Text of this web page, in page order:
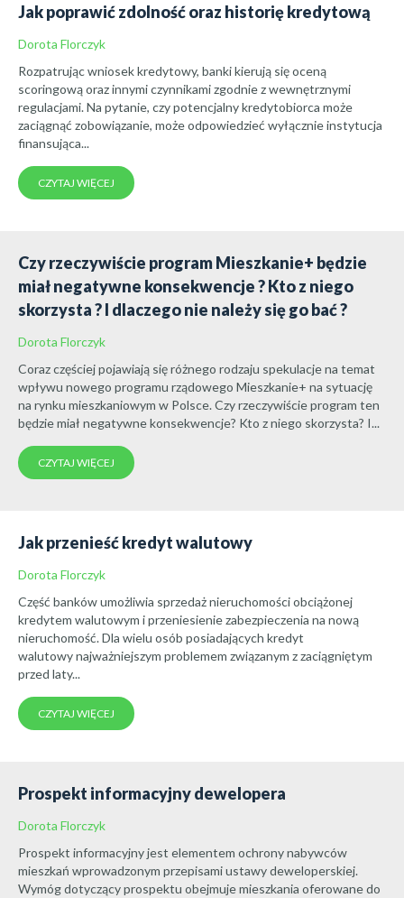
Jak poprawić zdolność oraz historię kredytową
Dorota Florczyk
Rozpatrując wniosek kredytowy, banki kierują się oceną
scoringową oraz innymi czynnikami zgodnie z wewnętrznymi
regulacjami. Na pytanie, czy potencjalny kredytobiorca może
zaciągnąć zobowiązanie, może odpowiedzieć wyłącznie instytucja
finansująca...
CZYTAJ WIĘCEJ
Czy rzeczywiście program Mieszkanie+ będzie
miał negatywne konsekwencje ? Kto z niego
skorzysta ? I dlaczego nie należy się go bać ?
Dorota Florczyk
Coraz częściej pojawiają się różnego rodzaju spekulacje na temat
wpływu nowego programu rządowego Mieszkanie+ na sytuację
na rynku mieszkaniowym w Polsce. Czy rzeczywiście program ten
będzie miał negatywne konsekwencje? Kto z niego skorzysta? I...
CZYTAJ WIĘCEJ
Jak przenieść kredyt walutowy
Dorota Florczyk
Część banków umożliwia sprzedaż nieruchomości obciążonej
kredytem walutowym i przeniesienie zabezpieczenia na nową
nieruchomość. Dla wielu osób posiadających kredyt
walutowy najważniejszym problemem związanym z zaciągniętym
przed laty...
CZYTAJ WIĘCEJ
Prospekt informacyjny dewelopera
Dorota Florczyk
Prospekt informacyjny jest elementem ochrony nabywców
mieszkań wprowadzonym przepisami ustawy deweloperskiej.
Wymóg dotyczący prospektu obejmuje mieszkania oferowane do